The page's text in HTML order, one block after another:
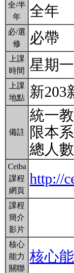
全/半
年
全年
必/選
修
必帶
上課
時間
星期
上課
地點
新203
備註
統一
限本
總人
Ceiba
課程
網頁
http://
課程
簡介
影片
核心
能力
關聯
核心